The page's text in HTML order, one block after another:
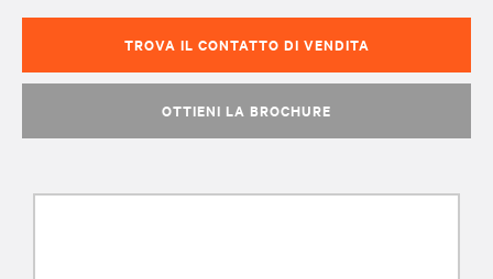
TROVA IL CONTATTO DI VENDITA
OTTIENI LA BROCHURE